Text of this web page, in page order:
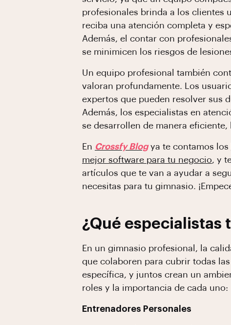
profesionales brinda a los clientes
reciba una atención completa y
Además, el contar con
se minimicen los riesgos de
Un equipo profesional también
valoran profundamente. Los
expertos que pueden resolver sus
Además, los especialistas en
se desarrollen de manera
En Crossfy Blogya te contamos los
mejor software para tu negocio, y
artículos que te van a ayudar a
necesitas para tu gimnasio.
¿Qué especialistas
En un gimnasio profesional, la
que colaboren para cubrir todas
específica, y juntos crean un
roles y la importancia de cada uno:
Entrenadores Personales